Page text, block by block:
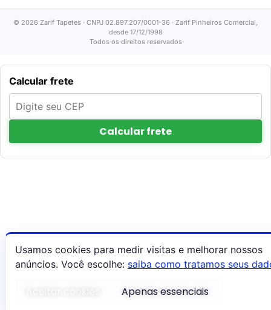
© 2026 Zarif Tapetes · CNPJ 02.897.207/0001-36 · Zarif Pinheiros Comercial,
desde 17/12/1998
Todos os direitos reservados
Calcular frete
Calcular frete
Usamos cookies para medir visitas e melhorar nossos
anúncios. Você escolhe: saiba como tratamos seus
Apenas essenciais